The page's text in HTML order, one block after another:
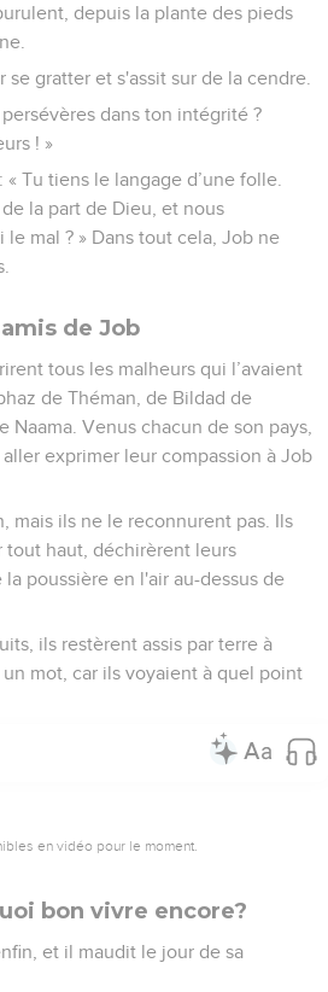
depuis la plante des pieds
gratter et s'assit sur de la cendre.
dans ton intégrité ?
! »
Tu tiens le langage d’une folle.
la part de Dieu, et nous
le mal ? » Dans tout cela, Job ne
de Job
tous les malheurs qui l’avaient
de Théman, de Bildad de
Naama. Venus chacun de son pays,
exprimer leur compassion à Job
mais ils ne le reconnurent pas. Ils
tout haut, déchirèrent leurs
poussière en l'air au-dessus de
ils restèrent assis par terre à
mot, car ils voyaient à quel point
en vidéo pour le moment.
bon vivre encore?
et il maudit le jour de sa